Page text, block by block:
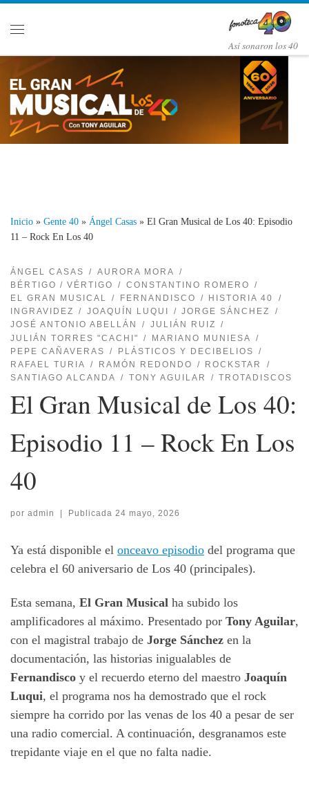
Así­ sonaron los 40
Inicio » Gente 40 » Ángel Casas » El Gran Musical de Los 40: Episodio
11 – Rock En Los 40
ÁNGEL CASAS
AURORA MORA
BÉRTIGO / VÉRTIGO
CONSTANTINO ROMERO
EL GRAN MUSICAL
FERNANDISCO
HISTORIA 40
INGRAVIDEZ
JOAQUÍN LUQUI
JORGE SÁNCHEZ
JOSÉ ANTONIO ABELLÁN
JULIÁN RUIZ
JULIÁN TORRES "CACHI"
MARIANO MUNIESA
PEPE CAÑAVERAS
PLÁSTICOS Y DECIBELIOS
RAFAEL TURIA
RAMÓN REDONDO
ROCKSTAR
SANTIAGO ALCANDA
TONY AGUILAR TROTADISCOS
El Gran Musical de Los 40:
Episodio 11 – Rock En Los
40
por admin Publicada 24 mayo, 2026
Ya está disponible el onceavo episodio del programa que
celebra el 60 aniversario de Los 40 (principales).
Esta semana, El Gran Musical ha subido los
amplificadores al máximo. Presentado por Tony Aguilar,
con el magistral trabajo de Jorge Sánchez en la
documentación, las historias inigualables de
Fernandisco y el recuerdo eterno del maestro Joaquín
Luqui, el programa nos ha demostrado que el rock
siempre ha corrido por las venas de los 40 a pesar de ser
una radio comercial. A continuación, desgranamos este
trepidante viaje en el que no falta nadie.